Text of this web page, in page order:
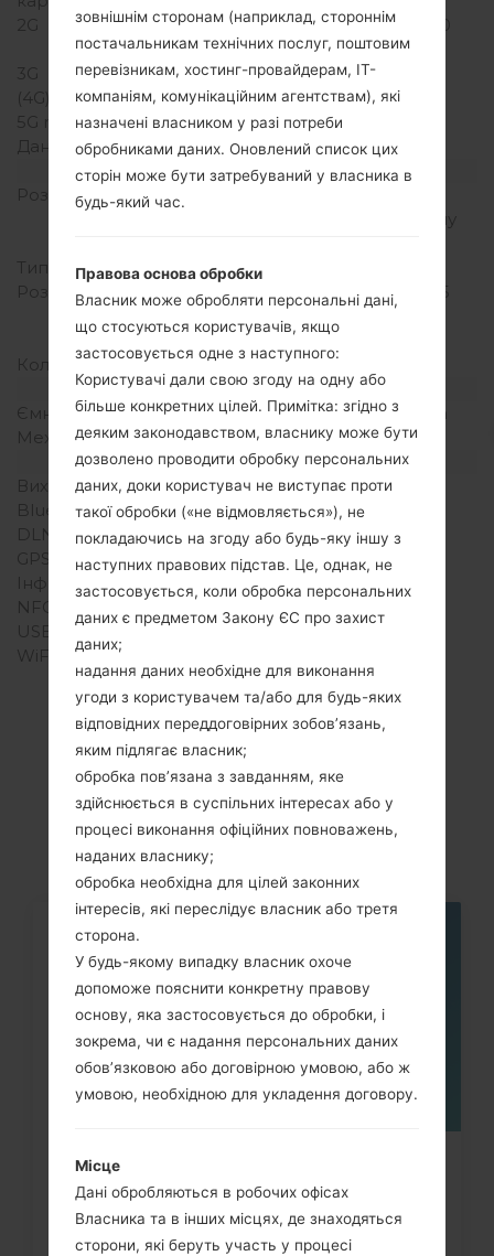
2G
GSM 850/900/1800/1900
MHz
3G
-
(4G) LTE
-
5G network
-
Дані
GPRS, EDGE
Дисплей
Розмір екрану
співвідношення екрану
Тип екрану
TN-TFT LCD
Розширення екрану
240 x 400 пікселів (~155
щільність пікселів на
дюйм)
Кольори екрану
262K кольорів
Акамулятор і клавіатура
Ємність акумулятора
Зємний Li-Ion 800 mAh
Механічна клавіатура
-
Інтерфейси
Вихід для аудіо
3.5mm jack
Bluetooth
Версія 2.1, A2DP
DLNA
Ні
GPS
-
Інфрачервоний порт
Ні
NFC
Ні
USB
microUSB 2.0
WiFi
Статті
LGKM553(LGKM553)
Як видалити усі дані з телефону
через меню на LG Viewty,...
зовнішнім сторонам (наприклад, стороннім
постачальникам технічних послуг, поштовим
перевізникам, хостинг-провайдерам, ІТ-
компаніям, комунікаційним агентствам), які
назначені власником у разі потреби
обробниками даних. Оновлений список цих
сторін може бути затребуваний у власника в
будь-який час.
Правова основа обробки
Власник може обробляти персональні дані,
що стосуються користувачів, якщо
застосовується одне з наступного:
Користувачі дали свою згоду на одну або
більше конкретних цілей. Примітка: згідно з
деяким законодавством, власнику може бути
дозволено проводити обробку персональних
даних, доки користувач не виступає проти
такої обробки («не відмовляється»), не
покладаючись на згоду або будь-яку іншу з
наступних правових підстав. Це, однак, не
застосовується, коли обробка персональних
даних є предметом Закону ЄС про захист
даних;
надання даних необхідне для виконання
угоди з користувачем та/або для будь-яких
відповідних переддоговірних зобов’язань,
яким підлягає власник;
обробка пов’язана з завданням, яке
здійснюється в суспільних інтересах або у
процесі виконання офіційних повноважень,
наданих власнику;
обробка необхідна для цілей законних
інтересів, які переслідує власник або третя
сторона.
У будь-якому випадку власник охоче
допоможе пояснити конкретну правову
основу, яка застосовується до обробки, і
зокрема, чи є надання персональних даних
обов’язковою або договірною умовою, або ж
умовою, необхідною для укладення договору.
Місце
Дані обробляються в робочих офісах
Власника та в інших місцях, де знаходяться
сторони, які беруть участь у процесі